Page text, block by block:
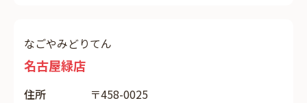
なごやみどりてん
名古屋緑店
住所 〒458-0025